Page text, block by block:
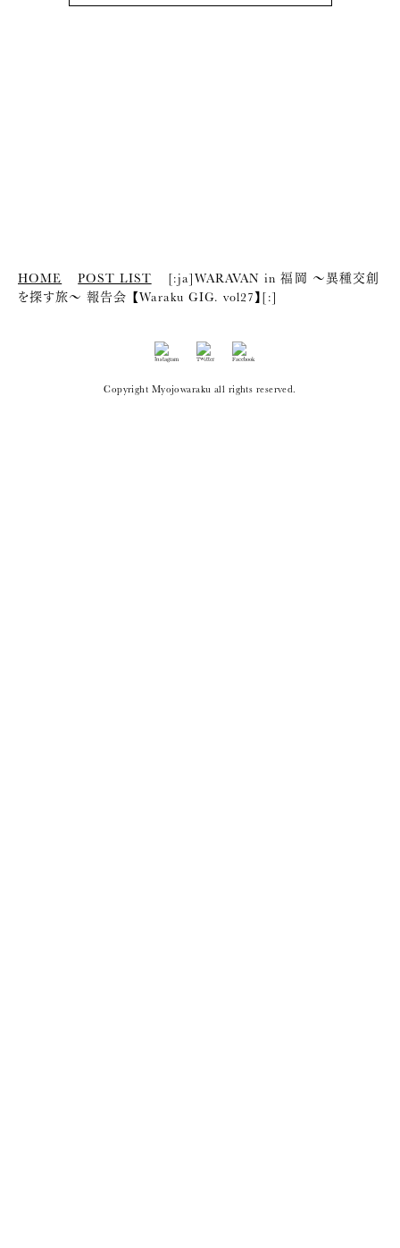
HOME POST LIST
[:ja]WARAVAN in 福岡 〜異種交創
を探す旅〜 報告会 【Waraku GIG. vol27】[:]
Copyright Myojowaraku all rights reserved.